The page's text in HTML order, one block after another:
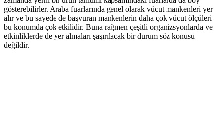
gösterebilirler. Araba fuarlarında genel olarak vücut mankenleri yer
alır ve bu sayede de başvuran mankenlerin daha çok vücut ölçüleri
bu konumda çok etkilidir. Buna rağmen çeşitli organizsyonlarda ve
etkinliklerde de yer almaları şaşırılacak bir durum söz konusu
değildir.